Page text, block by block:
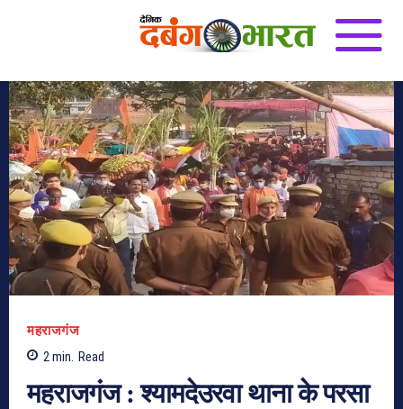
महराजगंज
2 min. Read
महराजगंज : श्यामदेउरवा थाना के परसा